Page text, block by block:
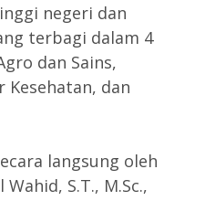
negeri dan
terbagi dalam 4
dan Sains,
Kesehatan, dan
langsung oleh
S.T., M.Sc.,